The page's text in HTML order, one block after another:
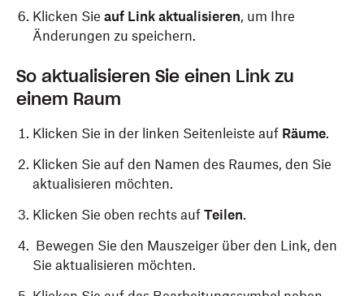
Klicken Sie auf Link aktualisieren, um Ihre
Änderungen zu speichern.
So aktualisieren Sie einen Link zu
einem Raum
Klicken Sie in der linken Seitenleiste auf Räume.
Klicken Sie auf den Namen des Raumes, den Sie
aktualisieren möchten.
Klicken Sie oben rechts auf Teilen.
Bewegen Sie den Mauszeiger über den Link, den
Sie aktualisieren möchten.